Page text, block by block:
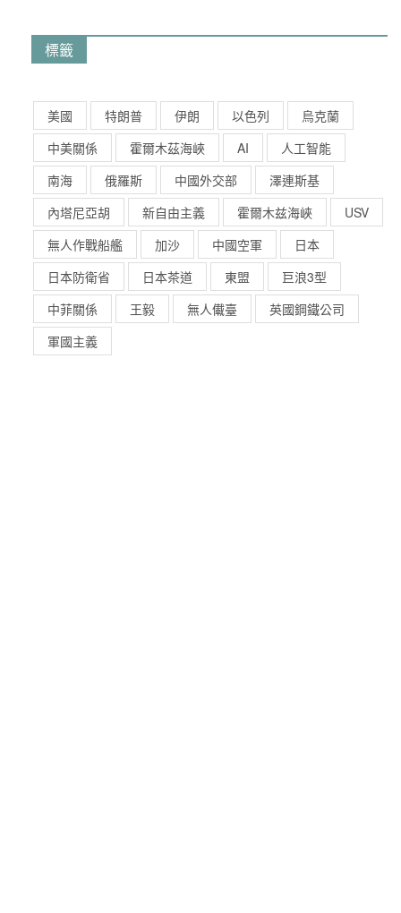
標籤
美國 特朗普 伊朗 以色列
烏克蘭
中美關係
霍爾木茲海峽 AI
人工智能
南海
俄羅斯 中國外交部
澤連斯基
內塔尼亞胡
新自由主義 霍爾木兹海峽
USV
無人作戰船艦
加沙 中國空軍
日本
日本防衛省
日本茶道 東盟
巨浪3型
中菲關係
王毅 無人儎臺
英國鋼鐵公司
軍國主義